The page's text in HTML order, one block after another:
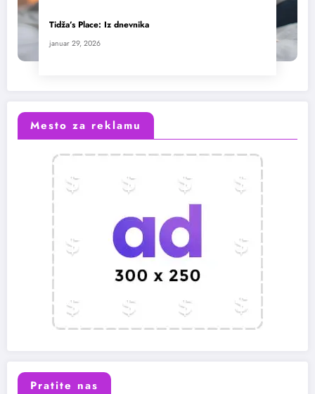
Tidža’s Place: Iz dnevnika
januar 29, 2026
Mesto za reklamu
Pratite nas